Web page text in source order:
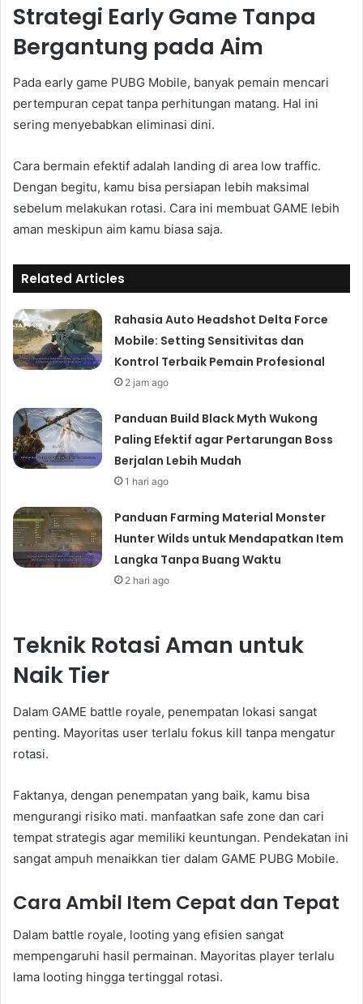
Strategi Early Game Tanpa
Bergantung pada Aim
Pada early game PUBG Mobile, banyak pemain mencari
pertempuran cepat tanpa perhitungan matang. Hal ini
sering menyebabkan eliminasi dini.
Cara bermain efektif adalah landing di area low traffic.
Dengan begitu, kamu bisa persiapan lebih maksimal
sebelum melakukan rotasi. Cara ini membuat GAME lebih
aman meskipun aim kamu biasa saja.
Related Articles
Rahasia Auto Headshot Delta Force
Mobile: Setting Sensitivitas dan
Kontrol Terbaik Pemain Profesional
2 jam ago
Panduan Build Black Myth Wukong
Paling Efektif agar Pertarungan Boss
Berjalan Lebih Mudah
1 hari ago
Panduan Farming Material Monster
Hunter Wilds untuk Mendapatkan Item
Langka Tanpa Buang Waktu
2 hari ago
Teknik Rotasi Aman untuk
Naik Tier
Dalam GAME battle royale, penempatan lokasi sangat
penting. Mayoritas user terlalu fokus kill tanpa mengatur
rotasi.
Faktanya, dengan penempatan yang baik, kamu bisa
mengurangi risiko mati. manfaatkan safe zone dan cari
tempat strategis agar memiliki keuntungan. Pendekatan ini
sangat ampuh menaikkan tier dalam GAME PUBG Mobile.
Cara Ambil Item Cepat dan Tepat
Dalam battle royale, looting yang efisien sangat
mempengaruhi hasil permainan. Mayoritas player terlalu
lama looting hingga tertinggal rotasi.